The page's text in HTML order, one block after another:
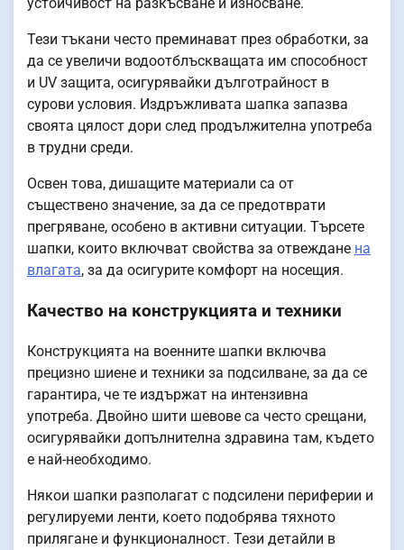
Тези тъкани често преминават през обработки, за
да се увеличи водоотблъскващата им способност
и UV защита, осигурявайки дълготрайност в
сурови условия. Издръжливата шапка запазва
своята цялост дори след продължителна употреба
в трудни среди.
Освен това, дишащите материали са от
съществено значение, за да се предотврати
прегряване, особено в активни ситуации. Търсете
шапки, които включват свойства за отвеждане на
влагата, за да осигурите комфорт на носещия.
Качество на конструкцията и техники
Конструкцията на военните шапки включва
прецизно шиене и техники за подсилване, за да се
гарантира, че те издържат на интензивна
употреба. Двойно шити шевове са често срещани,
осигурявайки допълнителна здравина там, където
е най-необходимо.
Някои шапки разполагат с подсилени периферии и
регулируеми ленти, което подобрява тяхното
прилягане и функционалност. Тези детайли в